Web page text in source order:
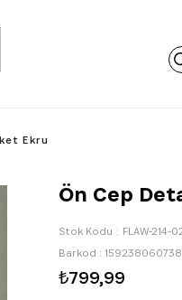
Ekru
Ön Cep
Stok Kodu
FLAW-214-
Barkod :
₺799,99